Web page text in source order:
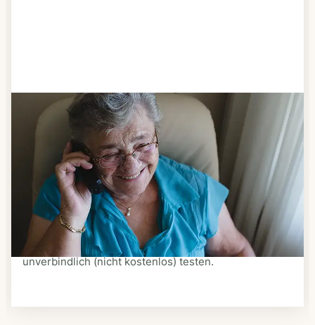
Schritt 3
Bestellen & liefern lassen
Suchen Sie sich aus dem Speiseplan Ihres Anbieters
aus, was Ihnen schmeckt. Bestellen Sie telefonisch,
schriftlich oder im Online-Shop Ihres Anbieters.
Ein Kurier liefert Ihnen das bestellte Essen zum
vereinbarten Zeitpunkt nach Hause. Bei vielen
Anbietern können Sie Essen auf Rädern auch
unverbindlich (nicht kostenlos) testen.